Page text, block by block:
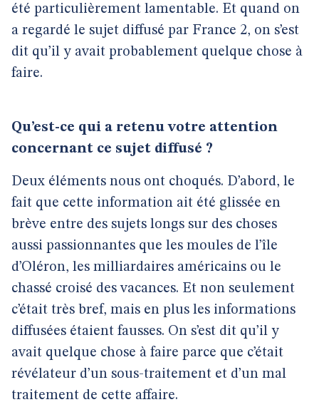
été particulièrement lamentable. Et quand on
a regardé le sujet diffusé par France 2, on s’est
dit qu’il y avait probablement quelque chose à
faire.
Qu’est-ce qui a retenu votre attention
concernant ce sujet diffusé ?
Deux éléments nous ont choqués. D’abord, le
fait que cette information ait été glissée en
brève entre des sujets longs sur des choses
aussi passionnantes que les moules de l’île
d’Oléron, les milliardaires américains ou le
chassé croisé des vacances. Et non seulement
c’était très bref, mais en plus les informations
diffusées étaient fausses. On s’est dit qu’il y
avait quelque chose à faire parce que c’était
révélateur d’un sous-traitement et d’un mal
traitement de cette affaire.